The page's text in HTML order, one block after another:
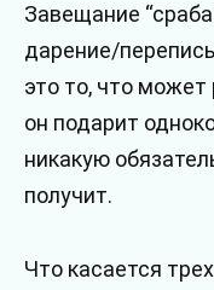
Завещание
дарение/
это то, что может
он подарит
никакую
получит.
Что касается